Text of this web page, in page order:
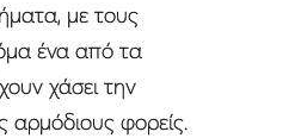
με τους
ένα από τα
χάσει την
φορείς.